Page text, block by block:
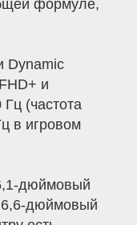
формуле,
Dynamic
и
(частота
в игровом
дюймовый
6,6-дюймовый